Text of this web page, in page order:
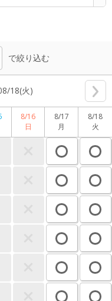
で絞り込む
18(火)
8/16
日
8/17
月
8/18
火